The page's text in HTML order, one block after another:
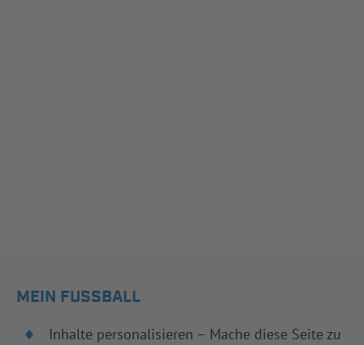
MEIN FUSSBALL
Inhalte personalisieren – Mache diese Seite zu